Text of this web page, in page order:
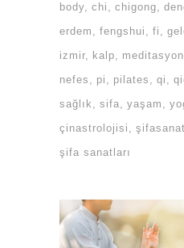
body chi chigong
erdem
fengshui fi
izmir
kalp meditasyon
nefes
pi pilates qi
sağlık
sifa yaşam
çinastrolojisi
şifa sanatları